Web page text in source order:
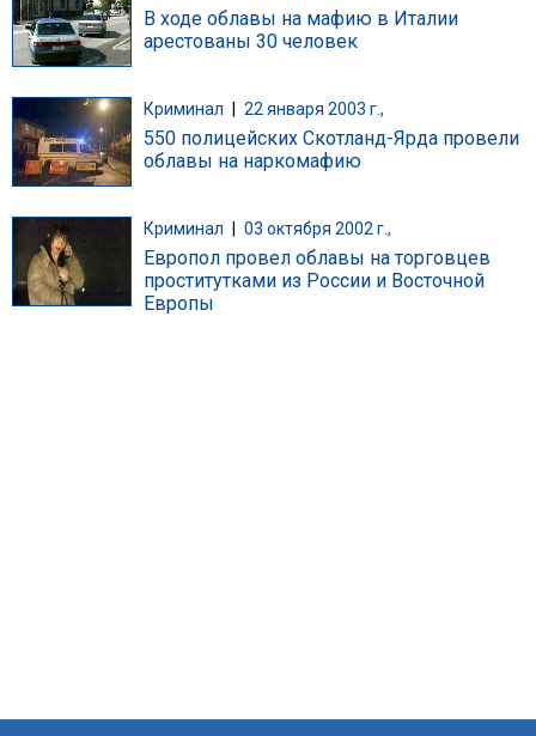
В ходе облавы на мафию в Италии
арестованы 30 человек
Криминал 22 января 2003 г.,
550 полицейских Скотланд-Ярда провели
облавы на наркомафию
Криминал 03 октября 2002 г.,
Европол провел облавы на торговцев
проститутками из России и Восточной
Европы